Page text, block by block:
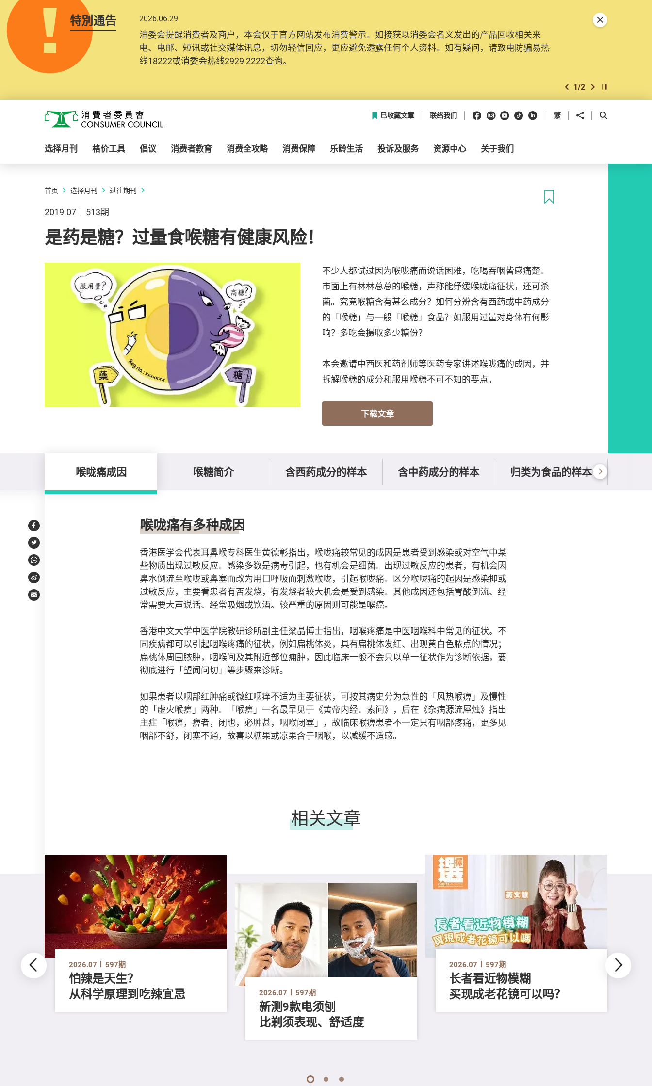
特別通告 2026.06.29
消委会提醒消费者及商户，本会仅于官方网站发布消费警示。如接获以消委会名义发出的产品回收相关来
电、电邮、短讯或社交媒体讯息，切勿轻信回应，更应避免透露任何个人资料。如有疑问，请致电防骗易热
线18222或消委会热线2929 2222查询。
上一个
1/2 下一个开始/暂停幻灯
关闭特別通告
消费者委员会
已收藏文章 联络我们 Facebook
Instagram
Youtube
抖音领英 繁 分享到 开启搜寻框
选择月刊 格价工具 倡议 消费者教育 消费全攻略 消费保障 乐龄生活 投诉及服务 资源中心 关于我们
首页 选择月刊 过往期刊
2019.07 513期
是药是糖？过量食喉糖有健康风险！
不少人都试过因为喉咙痛而说话困难，吃喝吞咽皆感痛楚。
市面上有林林总总的喉糖，声称能纾缓喉咙痛征状，还可杀
菌。究竟喉糖含有甚么成分？如何分辨含有西药或中药成分
的「喉糖」与一般「喉糖」食品？如服用过量对身体有何影
响？多吃会摄取多少糖份？
本会邀请中西医和药剂师等医药专家讲述喉咙痛的成因，并
拆解喉糖的成分和服用喉糖不可不知的要点。
下载文章
喉咙痛成因 喉糖简介 含西药成分的样本 含中药成分的样本 归类为食品的样本
Facebook
Twitter
WhatsApp
Weibo
Email
喉咙痛成因
喉咙痛有多种成因
香港医学会代表耳鼻喉专科医生黄德彰指出，喉咙痛较常见的成因是患者受到感染或对空气中某
些物质出现过敏反应。感染多数是病毒引起，也有机会是细菌。出现过敏反应的患者，有机会因
鼻水倒流至喉咙或鼻塞而改为用口呼吸而刺激喉咙，引起喉咙痛。区分喉咙痛的起因是感染抑或
过敏反应，主要看患者有否发烧，有发烧者较大机会是受到感染。其他成因还包括胃酸倒流、经
常需要大声说话、经常吸烟或饮酒。较严重的原因则可能是喉癌。
香港中文大学中医学院教研诊所副主任梁晶博士指出，咽喉疼痛是中医咽喉科中常见的征状。不
同疾病都可以引起咽喉疼痛的征状，例如扁桃体炎，具有扁桃体发红、出现黄白色脓点的情况；
扁桃体周围脓肿，咽喉间及其附近部位痈肿，因此临床一般不会只以单一征状作为诊断依据，要
彻底进行「望闻问切」等步骤来诊断。
如果患者以咽部红肿痛或微红咽痒不适为主要征状，可按其病史分为急性的「风热喉痹」及慢性
的「虚火喉痹」两种。「喉痹」一名最早见于《黄帝内经．素问》，后在《杂病源流犀烛》指出
主症「喉痹，痹者，闭也，必肿甚，咽喉闭塞」，故临床喉痹患者不一定只有咽部疼痛，更多见
咽部不舒，闭塞不通，故喜以糖果或凉果含于咽喉，以减缓不适感。
相关文章
2026.07 597期
怕辣是天生？
从科学原理到吃辣宜忌
2026.07 597期
新测9款电须刨
比剃须表现、舒适度
2026.07 597期
长者看近物模糊
买现成老花镜可以吗？